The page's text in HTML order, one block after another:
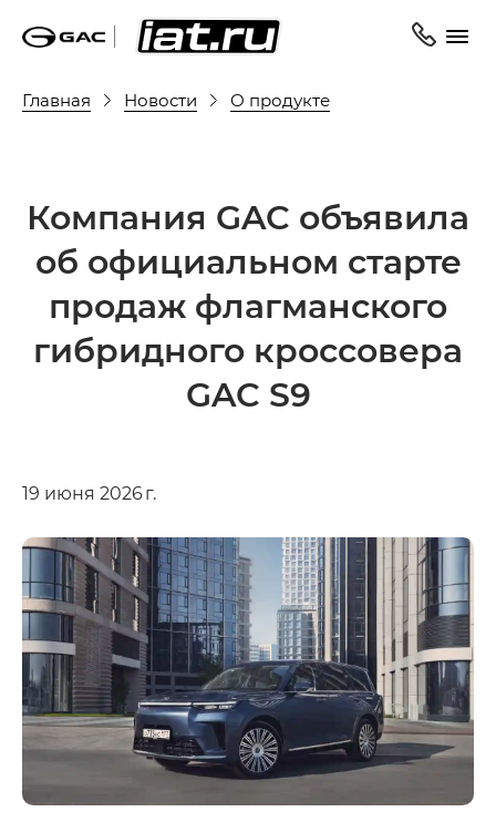
Главная Новости О продукте
Компания GAC объявила
об официальном старте
продаж флагманского
гибридного кроссовера
GAC S9
19 июня 2026 г.